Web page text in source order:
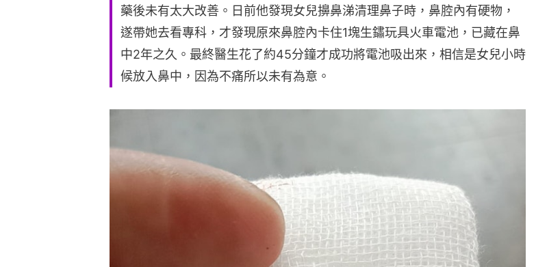
藥後未有太大改善。日前他發現女兒擤鼻涕清理鼻子時，鼻腔內有硬物，
遂帶她去看專科，才發現原來鼻腔內卡住1塊生鏽玩具火車電池，已藏在鼻
中2年之久。最終醫生花了約45分鐘才成功將電池吸出來，相信是女兒小時
候放入鼻中，因為不痛所以未有為意。